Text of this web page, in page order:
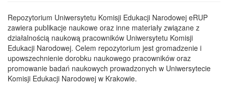
Repozytorium Uniwersytetu Komisji Edukacji Narodowej eRUP
zawiera publikacje naukowe oraz inne materiały związane z
działalnością naukową pracowników Uniwersytetu Komisji
Edukacji Narodowej. Celem repozytorium jest gromadzenie i
upowszechnienie dorobku naukowego pracowników oraz
promowanie badań naukowych prowadzonych w Uniwersytecie
Komisji Edukacji Narodowej w Krakowie.